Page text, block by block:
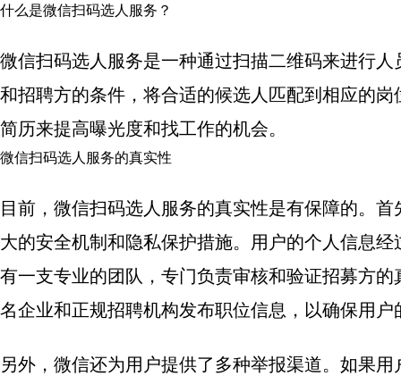
什么是微信扫码选人服务？
微信扫码选人服务是一种通过扫描二维码来进行
和招聘方的条件，将合适的候选人匹配到相应的
简历来提高曝光度和找工作的机会。
微信扫码选人服务的真实性
目前，微信扫码选人服务的真实性是有保障的。
大的安全机制和隐私保护措施。用户的个人信息
有一支专业的团队，专门负责审核和验证招募方
名企业和正规招聘机构发布职位信息，以确保用户
另外，微信还为用户提供了多种举报渠道。如果